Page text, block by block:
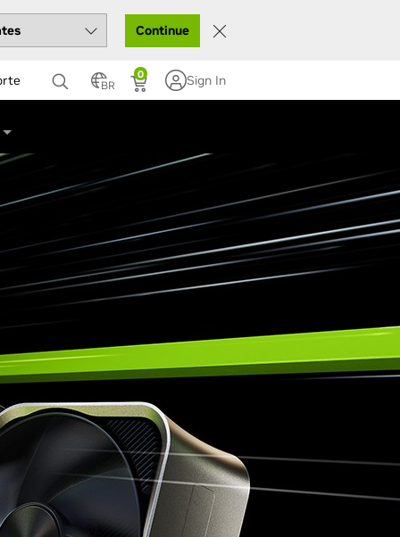
Continue
BR
0 Sign In